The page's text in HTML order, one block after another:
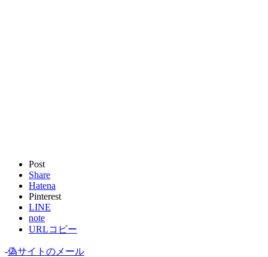
Post
Share
Hatena
Pinterest
LINE
note
URLコピー
-偽サイトのメール